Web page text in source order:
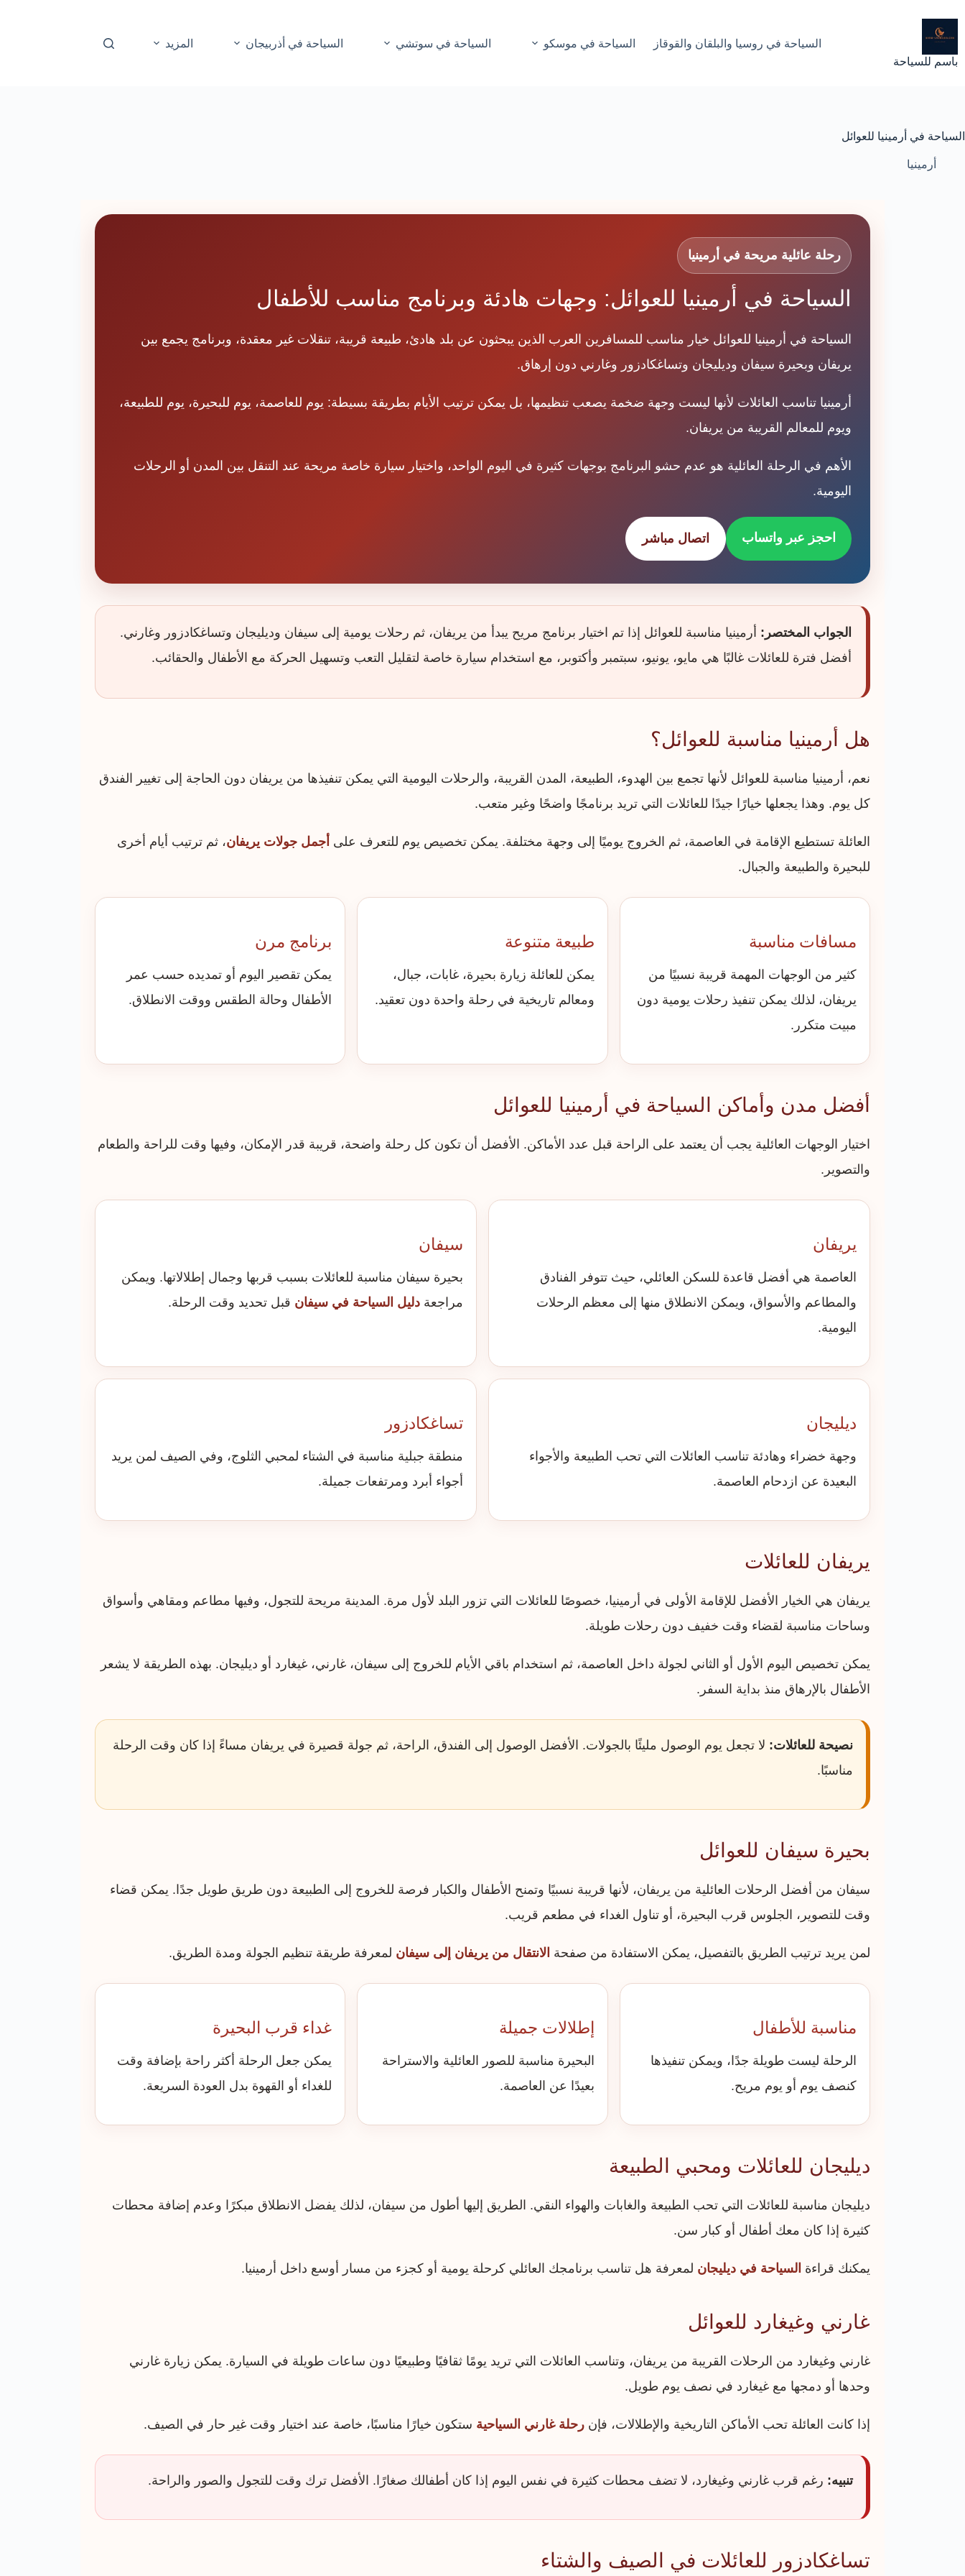
إلى
المحتوى
باسم للسياحة
السياحة في روسيا والبلقان والقوقاز السياحة في موسكو السياحة في سوتشي السياحة في أذربيجان المزيد
السياحة في أرمينيا للعوائل
أرمينيا
رحلة عائلية مريحة في أرمينيا
السياحة في أرمينيا للعوائل: وجهات هادئة وبرنامج مناسب للأطفال
السياحة في أرمينيا للعوائل خيار مناسب للمسافرين العرب الذين يبحثون عن بلد هادئ، طبيعة قريبة، تنقلات غير معقدة، وبرنامج يجمع بين
يريفان وبحيرة سيفان وديليجان وتساغكادزور وغارني دون إرهاق.
أرمينيا تناسب العائلات لأنها ليست وجهة ضخمة يصعب تنظيمها، بل يمكن ترتيب الأيام بطريقة بسيطة: يوم للعاصمة، يوم للبحيرة، يوم للطبيعة،
ويوم للمعالم القريبة من يريفان.
الأهم في الرحلة العائلية هو عدم حشو البرنامج بوجهات كثيرة في اليوم الواحد، واختيار سيارة خاصة مريحة عند التنقل بين المدن أو الرحلات
اليومية.
احجز عبر واتساب اتصال مباشر
الجواب المختصر: أرمينيا مناسبة للعوائل إذا تم اختيار برنامج مريح يبدأ من يريفان، ثم رحلات يومية إلى سيفان وديليجان وتساغكادزور وغارني.
أفضل فترة للعائلات غالبًا هي مايو، يونيو، سبتمبر وأكتوبر، مع استخدام سيارة خاصة لتقليل التعب وتسهيل الحركة مع الأطفال والحقائب.
هل أرمينيا مناسبة للعوائل؟
نعم، أرمينيا مناسبة للعوائل لأنها تجمع بين الهدوء، الطبيعة، المدن القريبة، والرحلات اليومية التي يمكن تنفيذها من يريفان دون الحاجة إلى تغيير الفندق
كل يوم. وهذا يجعلها خيارًا جيدًا للعائلات التي تريد برنامجًا واضحًا وغير متعب.
العائلة تستطيع الإقامة في العاصمة، ثم الخروج يوميًا إلى وجهة مختلفة. يمكن تخصيص يوم للتعرف على أجمل جولات يريفان، ثم ترتيب أيام أخرى
للبحيرة والطبيعة والجبال.
مسافات مناسبة
كثير من الوجهات المهمة قريبة نسبيًا من
يريفان، لذلك يمكن تنفيذ رحلات يومية دون
مبيت متكرر.
طبيعة متنوعة
يمكن للعائلة زيارة بحيرة، غابات، جبال،
ومعالم تاريخية في رحلة واحدة دون تعقيد.
برنامج مرن
يمكن تقصير اليوم أو تمديده حسب عمر
الأطفال وحالة الطقس ووقت الانطلاق.
أفضل مدن وأماكن السياحة في أرمينيا للعوائل
اختيار الوجهات العائلية يجب أن يعتمد على الراحة قبل عدد الأماكن. الأفضل أن تكون كل رحلة واضحة، قريبة قدر الإمكان، وفيها وقت للراحة والطعام
والتصوير.
يريفان
العاصمة هي أفضل قاعدة للسكن العائلي، حيث تتوفر الفنادق
والمطاعم والأسواق، ويمكن الانطلاق منها إلى معظم الرحلات
اليومية.
سيفان
بحيرة سيفان مناسبة للعائلات بسبب قربها وجمال إطلالاتها. ويمكن
مراجعة دليل السياحة في سيفان قبل تحديد وقت الرحلة.
ديليجان
وجهة خضراء وهادئة تناسب العائلات التي تحب الطبيعة والأجواء
البعيدة عن ازدحام العاصمة.
تساغكادزور
منطقة جبلية مناسبة في الشتاء لمحبي الثلوج، وفي الصيف لمن يريد
أجواء أبرد ومرتفعات جميلة.
يريفان للعائلات
يريفان هي الخيار الأفضل للإقامة الأولى في أرمينيا، خصوصًا للعائلات التي تزور البلد لأول مرة. المدينة مريحة للتجول، وفيها مطاعم ومقاهي وأسواق
وساحات مناسبة لقضاء وقت خفيف دون رحلات طويلة.
يمكن تخصيص اليوم الأول أو الثاني لجولة داخل العاصمة، ثم استخدام باقي الأيام للخروج إلى سيفان، غارني، غيغارد أو ديليجان. بهذه الطريقة لا يشعر
الأطفال بالإرهاق منذ بداية السفر.
نصيحة للعائلات: لا تجعل يوم الوصول مليئًا بالجولات. الأفضل الوصول إلى الفندق، الراحة، ثم جولة قصيرة في يريفان مساءً إذا كان وقت الرحلة
مناسبًا.
بحيرة سيفان للعوائل
سيفان من أفضل الرحلات العائلية من يريفان، لأنها قريبة نسبيًا وتمنح الأطفال والكبار فرصة للخروج إلى الطبيعة دون طريق طويل جدًا. يمكن قضاء
وقت للتصوير، الجلوس قرب البحيرة، أو تناول الغداء في مطعم قريب.
لمن يريد ترتيب الطريق بالتفصيل، يمكن الاستفادة من صفحة الانتقال من يريفان إلى سيفان لمعرفة طريقة تنظيم الجولة ومدة الطريق.
مناسبة للأطفال
الرحلة ليست طويلة جدًا، ويمكن تنفيذها
كنصف يوم أو يوم مريح.
إطلالات جميلة
البحيرة مناسبة للصور العائلية والاستراحة
بعيدًا عن العاصمة.
غداء قرب البحيرة
يمكن جعل الرحلة أكثر راحة بإضافة وقت
للغداء أو القهوة بدل العودة السريعة.
ديليجان للعائلات ومحبي الطبيعة
ديليجان مناسبة للعائلات التي تحب الطبيعة والغابات والهواء النقي. الطريق إليها أطول من سيفان، لذلك يفضل الانطلاق مبكرًا وعدم إضافة محطات
كثيرة إذا كان معك أطفال أو كبار سن.
يمكنك قراءة السياحة في ديليجان لمعرفة هل تناسب برنامجك العائلي كرحلة يومية أو كجزء من مسار أوسع داخل أرمينيا.
غارني وغيغارد للعوائل
غارني وغيغارد من الرحلات القريبة من يريفان، وتناسب العائلات التي تريد يومًا ثقافيًا وطبيعيًا دون ساعات طويلة في السيارة. يمكن زيارة غارني
وحدها أو دمجها مع غيغارد في نصف يوم طويل.
إذا كانت العائلة تحب الأماكن التاريخية والإطلالات، فإن رحلة غارني السياحية ستكون خيارًا مناسبًا، خاصة عند اختيار وقت غير حار في الصيف.
تنبيه: رغم قرب غارني وغيغارد، لا تضف محطات كثيرة في نفس اليوم إذا كان أطفالك صغارًا. الأفضل ترك وقت للتجول والصور والراحة.
تساغكادزور للعائلات في الصيف والشتاء